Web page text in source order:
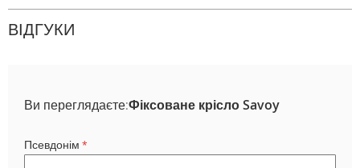
ВІДГУКИ
Ви переглядаєте:Фіксоване крісло Savoy
Псевдонім